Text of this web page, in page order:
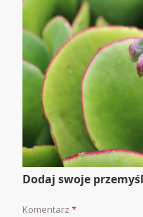
Dodaj swoje
Komentarz*